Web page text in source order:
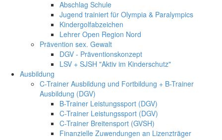
Abschlag Schule
Jugend trainiert für Olympia & Paralympics
Kindergolfabzeichen
Lehrer Open Region Nord
Prävention sex. Gewalt
DGV - Präventionskonzept
LSV + SJSH "Aktiv im Kinderschutz"
Ausbildung
C-Trainer Ausbildung und Fortbildung + B-Trainer
Ausbildung (DGV)
B-Trainer Leistungssport (DGV)
C-Trainer Leistungssport (DGV)
C-Trainer Breitensport (GVSH)
Finanzielle Zuwendungen an Lizenzträger